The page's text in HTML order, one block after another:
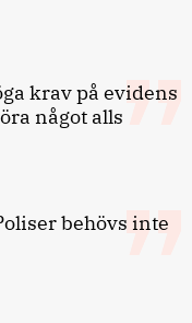
krav på evidens
något alls
behövs inte